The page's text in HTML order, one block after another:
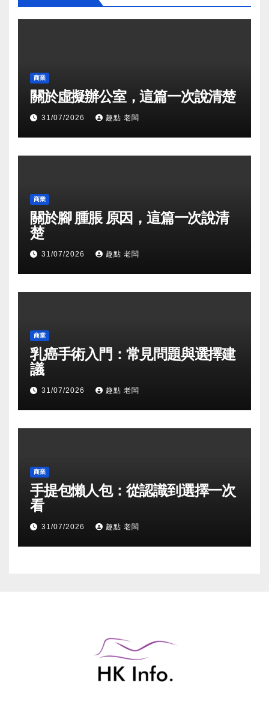
商業
關於虛擬辦公室，這篇一次說清楚
31/07/2026 趣點 老闆
商業
關於腳 腫脹 原因，這篇一次說清
楚
31/07/2026 趣點 老闆
商業
乳癌手術入門：常見問題與選擇建
議
31/07/2026 趣點 老闆
商業
手提包懶人包：從認識到選擇一次
看
31/07/2026 趣點 老闆